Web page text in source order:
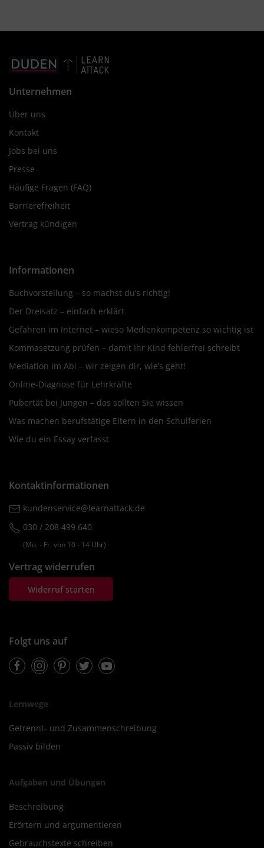
Unternehmen
Über uns
Kontakt
Jobs bei uns
Presse
Häufige Fragen (FAQ)
Barrierefreiheit
Vertrag kündigen
Informationen
Buchvorstellung – so machst du’s richtig!
Der Dreisatz – einfach erklärt
Gefahren im Internet – wieso Medienkompetenz so wichtig ist
Kommasetzung prüfen – damit Ihr Kind fehlerfrei schreibt
Mediation im Abi – wir zeigen dir, wie’s geht!
Online-Diagnose für Lehrkräfte
Pubertät bei Jungen – das sollten Sie wissen
Was machen berufstätige Eltern in den Schulferien
Wie du ein Essay verfasst
Kontaktinformationen
kundenservice@learnattack.de
030 / 208 499 640
(Mo. ‐ Fr. von 10 ‐ 14 Uhr)
Vertrag widerrufen
Widerruf starten
Folgt uns auf
FacebookInstagramPinterestTwitterYoutube
Lernwege
Getrennt- und Zusammenschreibung
Passiv bilden
Aufgaben und Übungen
Beschreibung
Erörtern und argumentieren
Gebrauchstexte schreiben